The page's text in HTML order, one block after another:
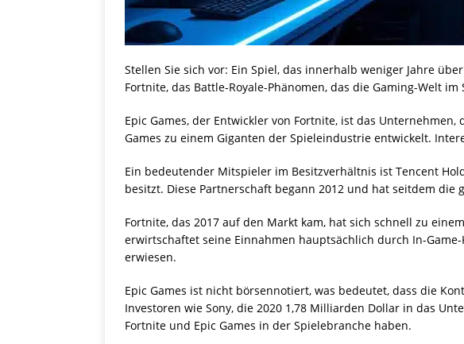
Stellen Sie sich vor: Ein Spiel, das innerhalb weniger Jahre
Fortnite, das Battle-Royale-Phänomen, das die Gaming-Welt
Epic Games, der Entwickler von Fortnite, ist das
Games zu einem Giganten der Spieleindustrie entwickelt.
Ein bedeutender Mitspieler im Besitzverhältnis ist Tencent
besitzt. Diese Partnerschaft begann 2012 und hat seitdem
Fortnite, das 2017 auf den Markt kam, hat sich schnell zu
erwirtschaftet seine Einnahmen hauptsächlich durch In-
erwiesen.
Epic Games ist nicht börsennotiert, was bedeutet, dass die
Investoren wie Sony, die 2020 1,78 Milliarden Dollar in das
Fortnite und Epic Games in der Spielebranche haben.